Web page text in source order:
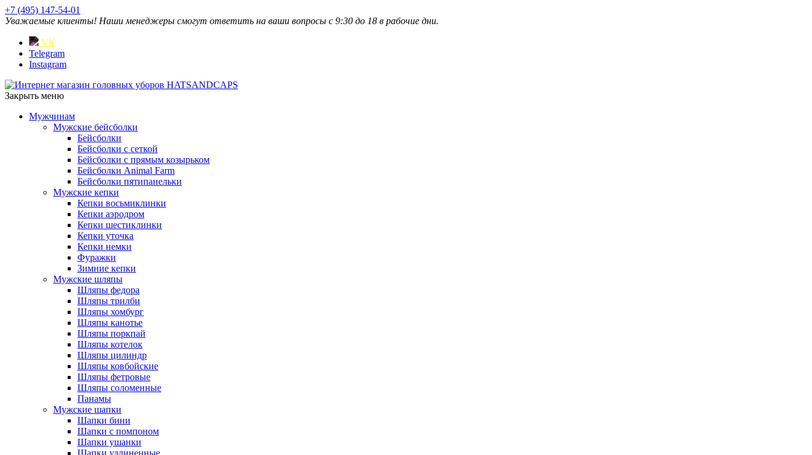
+7 (495) 147-54-01
Уважаемые клиенты! Наши менеджеры смогут ответить на ваши вопросы с 9:30 до 18 в рабочие дни.
VK
Telegram
Instagram
Закрыть меню
Мужчинам
Мужские бейсболки
Бейсболки
Бейсболки с сеткой
Бейсболки с прямым козырьком
Бейсболки Animal Farm
Бейсболки пятипанельки
Мужские кепки
Кепки восьмиклинки
Кепки аэродром
Кепки шестиклинки
Кепки уточка
Кепки немки
Фуражки
Зимние кепки
Мужские шляпы
Шляпы федора
Шляпы трилби
Шляпы хомбург
Шляпы канотье
Шляпы поркпай
Шляпы котелок
Шляпы цилиндр
Шляпы ковбойские
Шляпы фетровые
Шляпы соломенные
Панамы
Мужские шапки
Шапки бини
Шапки с помпоном
Шапки ушанки
Шапки удлиненные